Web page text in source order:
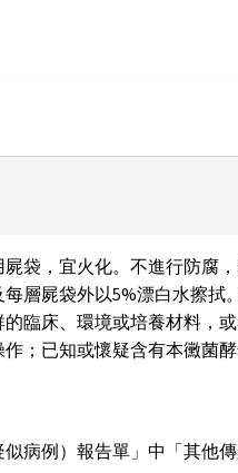
袋，宜火化。不進行防腐
層屍袋外以5%漂白水擦拭
臨床、環境或培養材料，
；已知或懷疑含有本黴菌
病例）報告單」中「其他